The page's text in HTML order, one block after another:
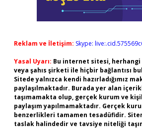
Reklam ve İletişim: Skype:
Yasal Uyarı: Bu internet sitesi,
veya şahıs şirketi ile hiçbir bağlantısı
Sitede yalnızca kendi hazırladığımız
paylaşılmaktadır. Burada yer alan
taşımamakta olup, gerçek kurum ve
paylaşım yapılmamaktadır. Gerçek
benzerlikleri tamamen tesadüfidir.
taslak halindedir ve tavsiye niteliği